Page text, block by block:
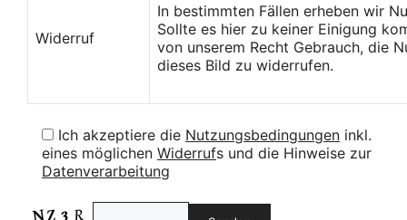
Widerruf
In bestimmten Fällen erheben wir
Sollte es hier zu keiner Einigung
von unserem Recht Gebrauch, die
dieses Bild zu widerrufen.
Ich akzeptiere die Nutzungsbedingungen inkl.
eines möglichen Widerrufs und die Hinweise zur
Datenverarbeitung